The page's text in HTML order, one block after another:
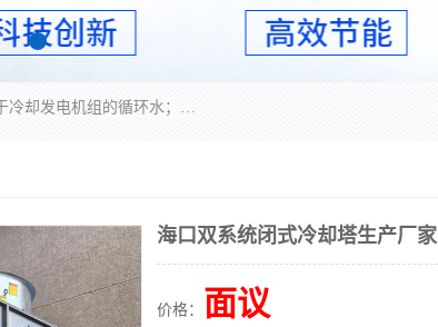
冷却塔广泛应用于工业、电力行业、空调系统等领域。在电力行业中，用于冷却发电机组的循环水；在工业生产中，如化工、冶金等行业，可降低生产过程中产生的热量；在空调系统中，为空调设备提供冷却水源
海口双系统闭式冷却塔生产厂家
价格： 面议